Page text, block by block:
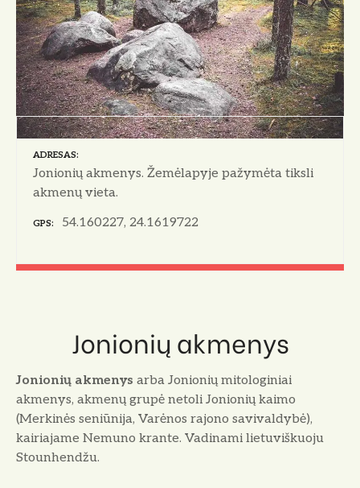
ADRESAS
Jonionių akmenys. Žemėlapyje pažymėta tiksli
akmenų vieta.
GPS 54.160227, 24.1619722
Jonionių akmenys
Jonionių akmenys arba Jonionių mitologiniai
akmenys, akmenų grupė netoli Jonionių kaimo
(Merkinės seniūnija, Varėnos rajono savivaldybė),
kairiajame Nemuno krante. Vadinami lietuviškuoju
Stounhendžu.